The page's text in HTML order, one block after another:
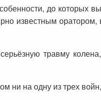
до которых
известным
травму
на одну из трех